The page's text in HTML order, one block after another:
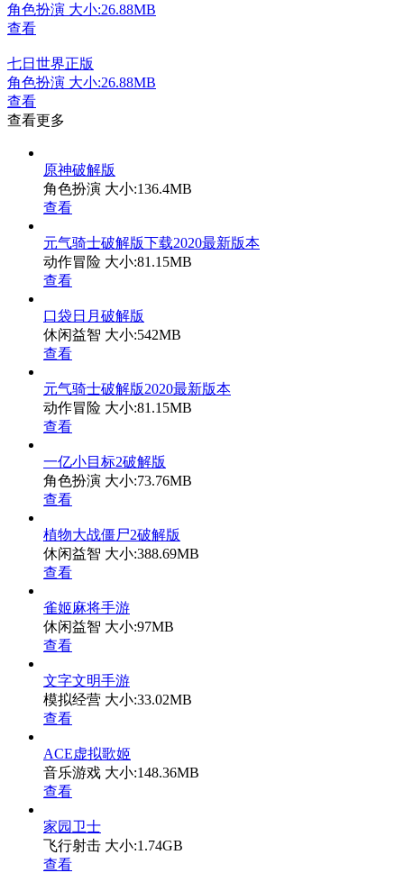
角色扮演 大小:26.88MB
查看
七日世界正版
角色扮演 大小:26.88MB
查看
查看更多
原神破解版
角色扮演 大小:136.4MB
查看
元气骑士破解版下载2020最新版本
动作冒险 大小:81.15MB
查看
口袋日月破解版
休闲益智 大小:542MB
查看
元气骑士破解版2020最新版本
动作冒险 大小:81.15MB
查看
一亿小目标2破解版
角色扮演 大小:73.76MB
查看
植物大战僵尸2破解版
休闲益智 大小:388.69MB
查看
雀姬麻将手游
休闲益智 大小:97MB
查看
文字文明手游
模拟经营 大小:33.02MB
查看
ACE虚拟歌姬
音乐游戏 大小:148.36MB
查看
家园卫士
飞行射击 大小:1.74GB
查看